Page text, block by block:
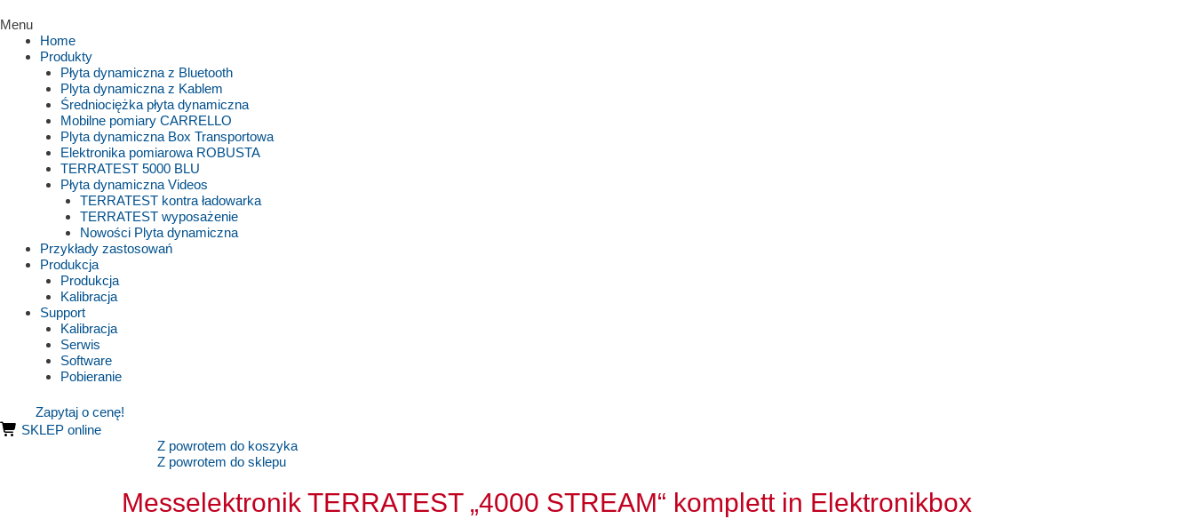
Menu
Home
Produkty
Płyta dynamiczna z Bluetooth
Plyta dynamiczna z Kablem
Średniociężka płyta dynamiczna
Mobilne pomiary CARRELLO
Plyta dynamiczna Box Transportowa
Elektronika pomiarowa ROBUSTA
TERRATEST 5000 BLU
Płyta dynamiczna Videos
TERRATEST kontra ładowarka
TERRATEST wyposażenie
Nowości Plyta dynamiczna
Przykłady zastosowań
Produkcja
Produkcja
Kalibracja
Support
Kalibracja
Serwis
Software
Pobieranie
Zapytaj o cenę!
SKLEP online
Z powrotem do koszyka
Z powrotem do sklepu
Messelektronik TERRATEST „4000 STREAM“ komplett in Elektronikbox